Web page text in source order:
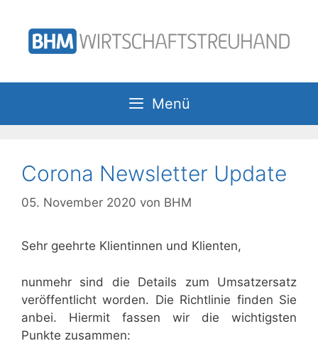
Inhalt
springen
Menü
Corona Newsletter Update
05. November 2020 von BHM
Sehr geehrte Klientinnen und Klienten,
nunmehr sind die Details zum Umsatzersatz
veröffentlicht worden. Die Richtlinie finden Sie
anbei. Hiermit fassen wir die wichtigsten
Punkte zusammen: